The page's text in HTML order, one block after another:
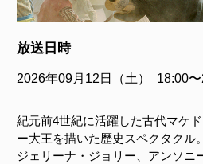
放送日時
2026年09月12日（土） 18:00
紀元前4世紀に活躍した古代マケ
ー大王を描いた歴史スペクタクル
ジェリーナ・ジョリー、アンソニ